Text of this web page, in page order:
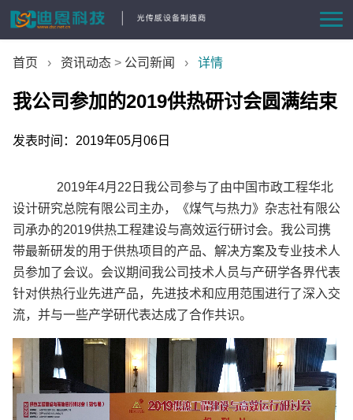
首页
方案与案例
资讯动态
关于我们
联系我们
4008-555-919
English
首页 › 资讯动态 > 公司新闻 › 详情
我公司参加的2019供热研讨会圆满结束
发表时间：2019年05月06日
2019年4月22日我公司参与了由中国市政工程华北
设计研究总院有限公司主办，《煤气与热力》杂志社有限公
司承办的2019供热工程建设与高效运行研讨会。我公司携
带最新研发的用于供热项目的产品、解决方案及专业技术人
员参加了会议。会议期间我公司技术人员与产研学各界代表
针对供热行业先进产品，先进技术和应用范围进行了深入交
流，并与一些产学研代表达成了合作共识。